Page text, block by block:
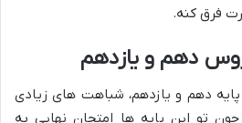
فرق کنه.
دهم و یازدهم
دهم و یازدهم، شباهت های زیادی
تو این پایه ها امتحان نهایی به